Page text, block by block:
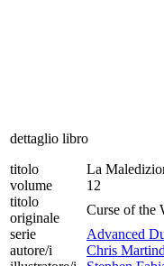
dettaglio libro
titolo
La
volume
12
titolo
originale
Curse of the
serie
Advanced
autore/i
Chris